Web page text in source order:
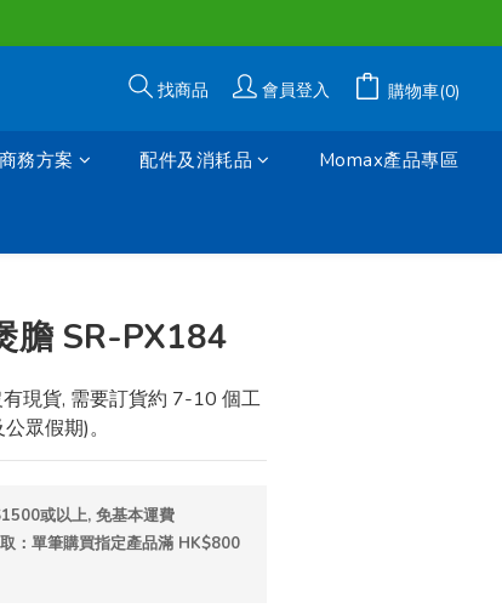
找商品 會員登入 購物車(0)
商務方案 配件及消耗品 Momax產品專區
膽 SR-PX184
現貨, 需要訂貨約 7-10 個工
眾假期)。
或以上, 免基本運費
：單筆購買指定產品滿 HK$800